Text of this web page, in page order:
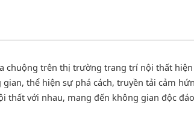
chuộng trên thị trường trang trí nội thất hiện
thể hiện sự phá cách, truyền tải cảm
thất với nhau, mang đến không gian độc đáo